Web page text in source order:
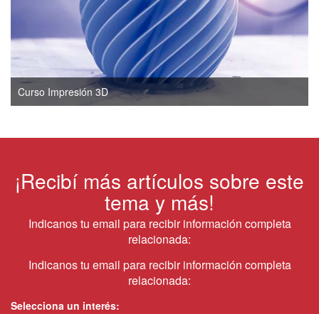
Curso Impresión 3D
¡Recibí más artículos sobre este
tema y más!
Indicanos tu email para recibir información completa
relacionada:
Indicanos tu email para recibir información completa
relacionada:
Selecciona un interés: